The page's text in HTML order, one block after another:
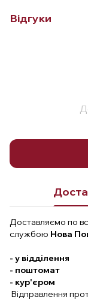
Відгуки
Доставляємо по
службою Нова
- у відділення
- поштомат
- кур'єром
Відправлення